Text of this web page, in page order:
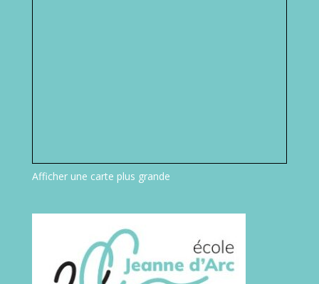
Afficher une carte plus grande